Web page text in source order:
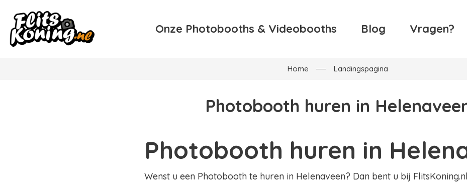
Onze Photobooths & Videobooths Blog Vragen?
Home Landingspagina
Photobooth huren in
Photobooth huren in
Wenst u een Photobooth te huren in Helenaveen? Dan bent u bij